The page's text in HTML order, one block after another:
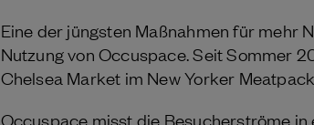
Eine der jüngsten Maßnahmen für mehr
Nutzung von Occuspace. Seit Sommer
Chelsea Market im New Yorker
Occuspace misst die Besucherströme